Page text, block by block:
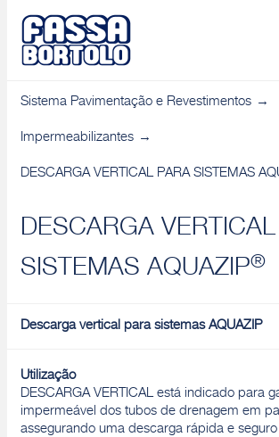
Sistema Pavimentação e Revestimentos
Impermeabilizantes
DESCARGA VERTICAL PARA SISTEMAS
DESCARGA
SISTEMAS AQUAZIP®
Descarga vertical para sistemas AQUAZIP
Utilização
DESCARGA VERTICAL está indicado para
impermeável dos tubos de drenagem em
assegurando uma descarga rápida e